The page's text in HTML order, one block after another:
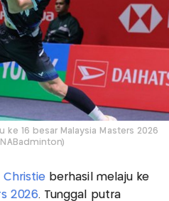
16 besar Malaysia Masters 2026
Christie berhasil melaju ke
2026. Tunggal putra